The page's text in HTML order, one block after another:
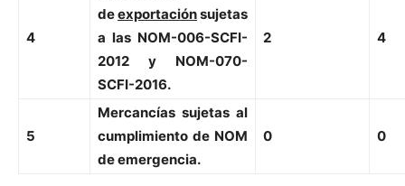
4
deexportaciónsujetas
a las NOM-006-SCFI-
2012 y NOM-070-
SCFI-2016.
2 4
5
Mercancías sujetas al
cumplimiento de NOM
de emergencia.
0 0